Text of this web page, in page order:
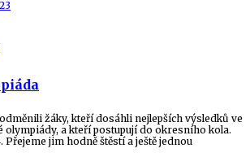
žáky, kteří dosáhli nejlepších výsledků ve
olympiády, a kteří postupují do okresního kola.
Přejeme jim hodně štěstí a ještě jednou